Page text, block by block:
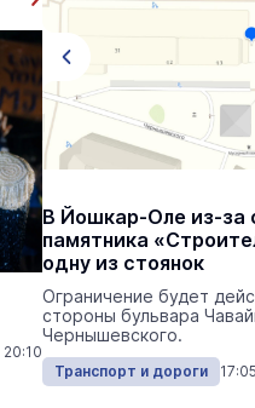
Лида / Lida
В Йошкар-Оле из-за
памятника
одну из стоянок
Ограничение будет
стороны бульвара
Чернышевского.
Транспорт и дороги